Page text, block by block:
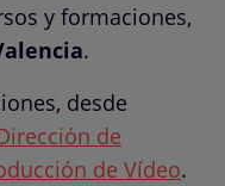
y formaciones,
.
desde
de
de Vídeo.